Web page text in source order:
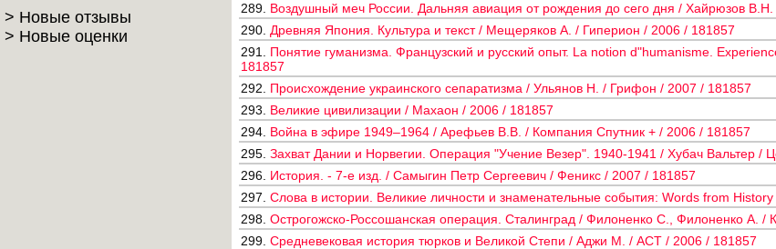
> Новые отзывы
> Новые оценки
289. Воздушный меч России. Дальняя авиация от рождения до сего дня / Хайрюзов
290. Древняя Япония. Культура и текст / Мещеряков А. / Гиперион / 2006 / 181857
291. Понятие гуманизма. Французский и русский опыт. La notion d"humanisme.
181857
292. Происхождение украинского сепаратизма / Ульянов Н. / Грифон / 2007 / 181857
293. Великие цивилизации / Махаон / 2006 / 181857
294. Война в эфире 1949–1964 / Арефьев В.В. / Компания Спутник + / 2006 / 181857
295. Захват Дании и Норвегии. Операция "Учение Везер". 1940-1941 / Хубач Вальтер /
296. История. - 7-e изд. / Самыгин Петр Сергеевич / Феникс / 2007 / 181857
297. Слова в истории. Великие личности и знаменательные события: Words from
298. Острогожско-Россошанская операция. Сталинград / Филоненко С., Филоненко А. /
299. Средневековая история тюрков и Великой Степи / Аджи М. / АСТ / 2006 / 181857